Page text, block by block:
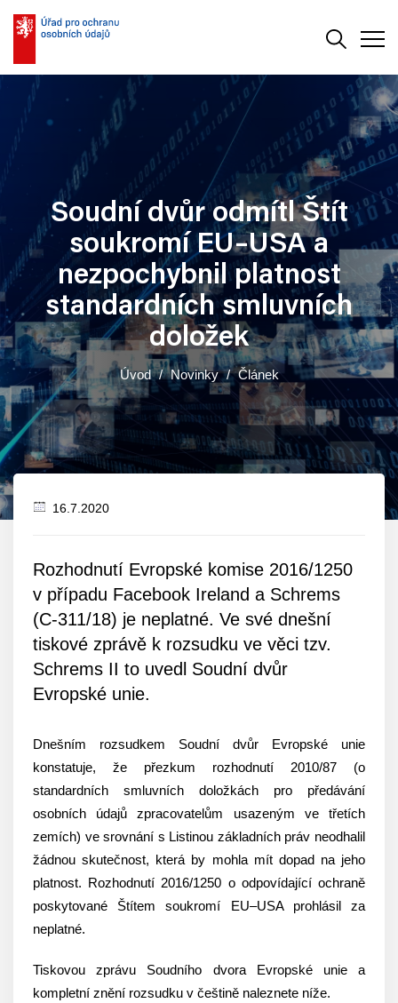
Soudní dvůr odmítl Štít
soukromí EU–USA a
nezpochybnil platnost
standardních smluvních
doložek
Úvod Novinky Článek
16.7.2020
Rozhodnutí Evropské komise 2016/1250
v případu Facebook Ireland a Schrems
(C-311/18) je neplatné. Ve své dnešní
tiskové zprávě k rozsudku ve věci tzv.
Schrems II to uvedl Soudní dvůr
Evropské unie.
Dnešním rozsudkem Soudní dvůr Evropské unie
konstatuje, že přezkum rozhodnutí 2010/87 (o
standardních smluvních doložkách pro předávání
osobních údajů zpracovatelům usazeným ve třetích
zemích) ve srovnání s Listinou základních práv neodhalil
žádnou skutečnost, která by mohla mít dopad na jeho
platnost. Rozhodnutí 2016/1250 o odpovídající ochraně
poskytované Štítem soukromí EU–USA prohlásil za
neplatné.
Tiskovou zprávu Soudního dvora Evropské unie a
kompletní znění rozsudku v češtině naleznete níže.